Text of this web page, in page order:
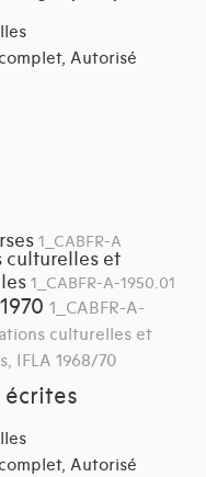
Autorisé
1_CABFR-A
culturelles et
1_CABFR-A-1950.01
1_CABFR-A-
culturelles et
IFLA 1968/70
Autorisé